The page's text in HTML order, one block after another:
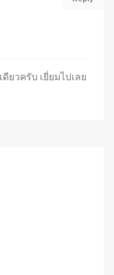
ยวครับ เยี่ยมไปเลย